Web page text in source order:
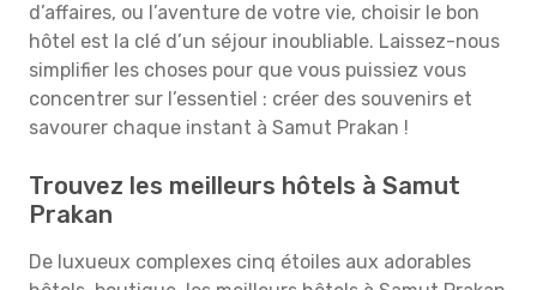
d’affaires, ou l’aventure de votre vie, choisir le bon
hôtel est la clé d’un séjour inoubliable. Laissez-nous
simplifier les choses pour que vous puissiez vous
concentrer sur l’essentiel : créer des souvenirs et
savourer chaque instant à Samut Prakan !
Trouvez les meilleurs hôtels à Samut
Prakan
De luxueux complexes cinq étoiles aux adorables